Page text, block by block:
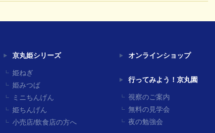
京丸姫シリーズ
姫ねぎ
姫みつば
ミニちんげん
姫ちんげん
小売店/飲食店の方へ
オンラインショップ
行ってみよう！京丸園
視察のご案内
無料の見学会
夜の勉強会